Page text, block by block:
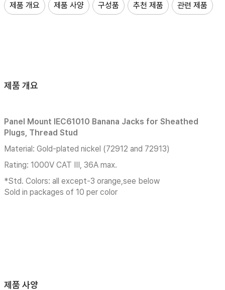
제품 개요 제품 사양 구성품 추천 제품 관련 제품
제품 개요
Panel Mount IEC61010 Banana Jacks for Sheathed
Plugs, Thread Stud
Material: Gold-plated nickel (72912 and 72913)
Rating: 1000V CAT III, 36A max.
*Std. Colors: all except-3 orange,see below
Sold in packages of 10 per color
제품 사양